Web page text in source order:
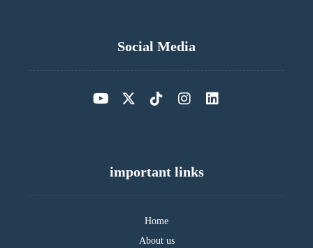
Social Media
important links
Home
About us